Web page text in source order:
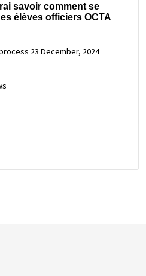
savoir comment se
élèves officiers OCTA
23 December, 2024